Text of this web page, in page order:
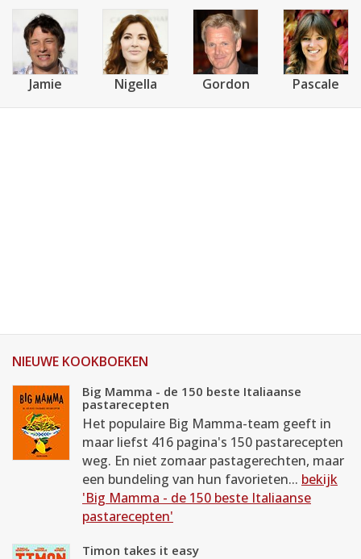
Jamie Nigella Gordon Pascale
NIEUWE KOOKBOEKEN
Big Mamma - de 150 beste Italiaanse
pastarecepten
Het populaire Big Mamma-team geeft in
maar liefst 416 pagina's 150 pastarecepten
weg. En niet zomaar pastagerechten, maar
een bundeling van hun favorieten... bekijk
'Big Mamma - de 150 beste Italiaanse
pastarecepten'
Timon takes it easy